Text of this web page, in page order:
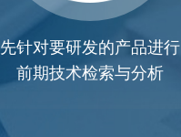
先针对要研发的产品进行
前期技术检索与分析